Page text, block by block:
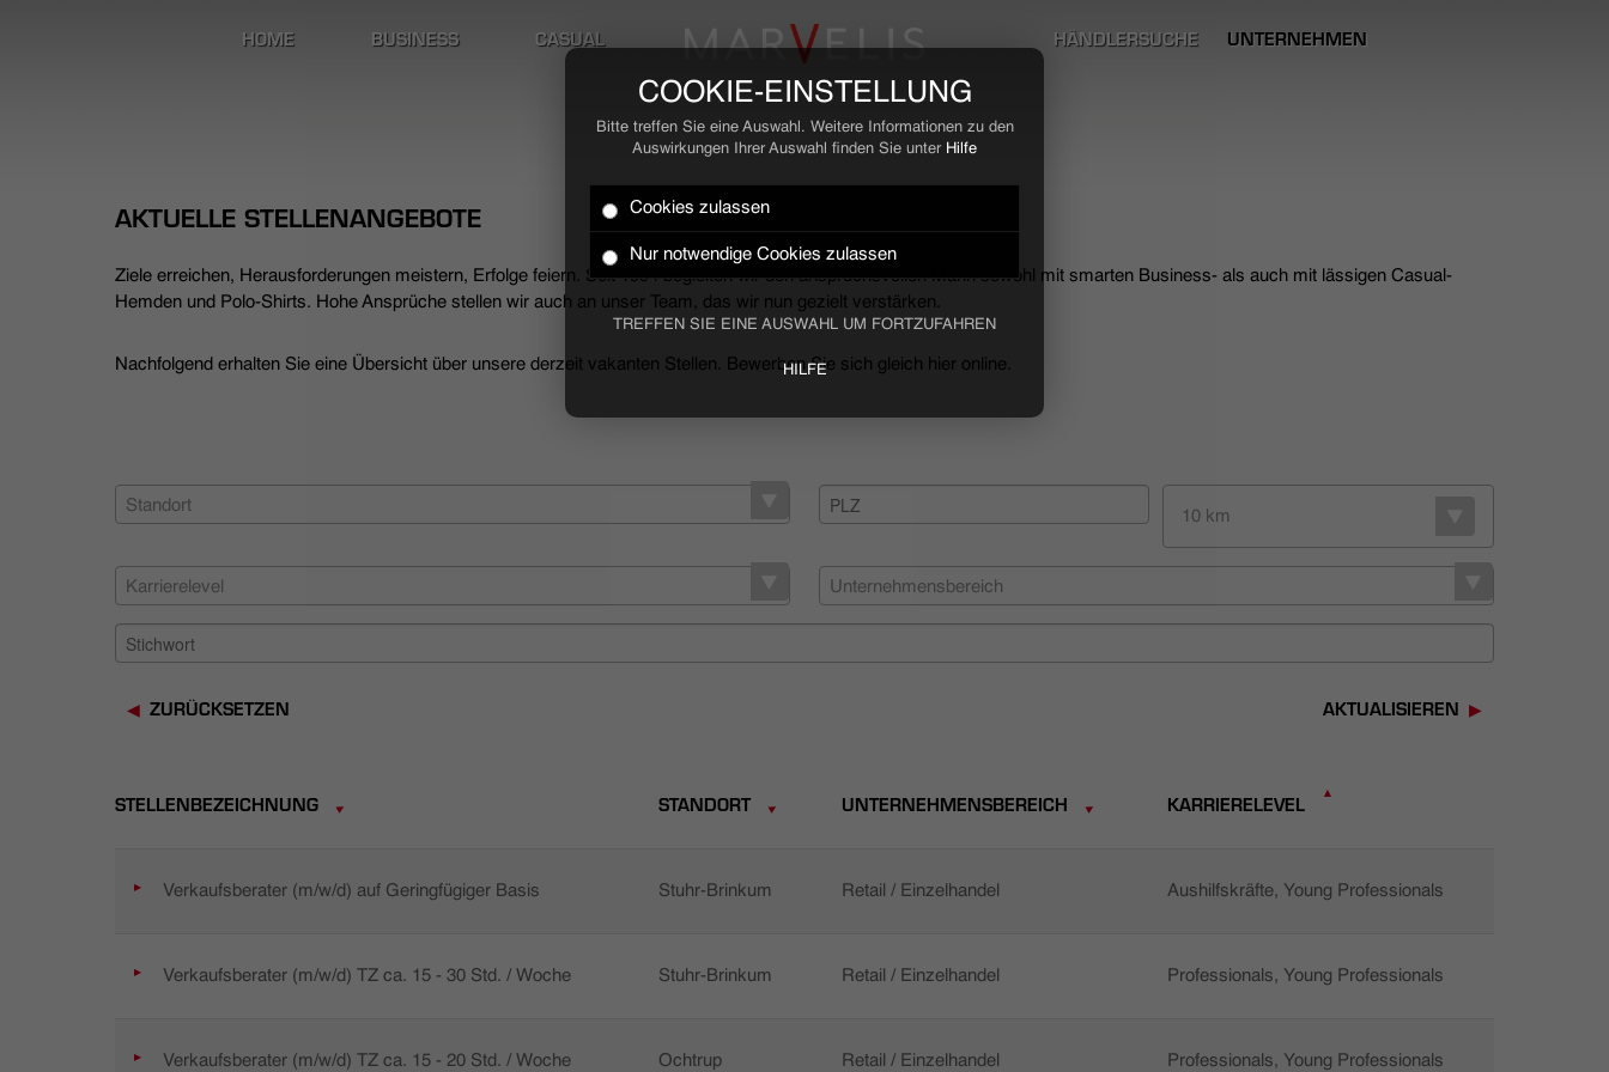
COOKIE-EINSTELLUNG
Bitte treffen Sie eine Auswahl. Weitere Informationen zu den
Auswirkungen Ihrer Auswahl finden Sie unter Hilfe
Cookies zulassen
Nur notwendige Cookies zulassen
TREFFEN SIE EINE AUSWAHL UM FORTZUFAHREN
HILFE
HOME BUSINESS CASUAL UNTERNEHMEN
HÄNDLERSUCHE
AKTUELLE STELLENANGEBOTE
Ziele erreichen, Herausforderungen meistern, Erfolge feiern. Seit 1994 begleiten wir den anspruchsvollen Mann sowohl mit smarten Business- als auch mit lässigen Casual-
Hemden und Polo-Shirts. Hohe Ansprüche stellen wir auch an unser Team, das wir nun gezielt verstärken.
Nachfolgend erhalten Sie eine Übersicht über unsere derzeit vakanten Stellen. Bewerben Sie sich gleich hier online.
Standort
10 km
Karrierelevel Unternehmensbereich
ZURÜCKSETZEN AKTUALISIEREN
STELLENBEZEICHNUNG STANDORT UNTERNEHMENSBEREICH KARRIERELEVEL
Verkaufsberater (m/w/d) auf Geringfügiger Basis Stuhr-Brinkum Retail / Einzelhandel Aushilfskräfte, Young Professionals
Verkaufsberater (m/w/d) TZ ca. 15 - 30 Std. / Woche Stuhr-Brinkum Retail / Einzelhandel Professionals, Young Professionals
Verkaufsberater (m/w/d) TZ ca. 15 - 20 Std. / Woche Ochtrup Retail / Einzelhandel Professionals, Young Professionals